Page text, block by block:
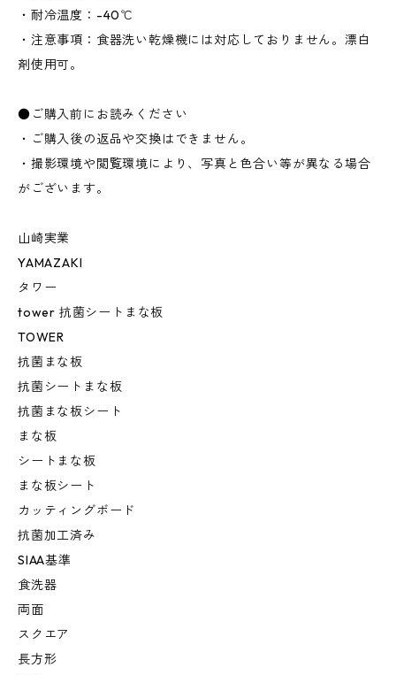
・耐冷温度：-40℃
・注意事項：食器洗い乾燥機には対応しておりません。漂白
剤使用可。
●ご購入前にお読みください
・ご購入後の返品や交換はできません。
・撮影環境や閲覧環境により、写真と色合い等が異なる場合
がございます。
山崎実業
YAMAZAKI
タワー
tower 抗菌シートまな板
TOWER
抗菌まな板
抗菌シートまな板
抗菌まな板シート
まな板
シートまな板
まな板シート
カッティングボード
抗菌加工済み
SIAA基準
食洗器
両面
スクエア
長方形